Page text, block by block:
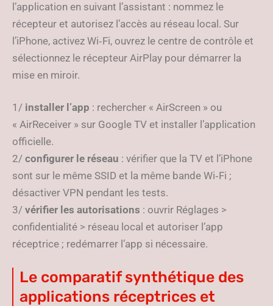
l’application en suivant l’assistant : nommez le
récepteur et autorisez l’accès au réseau local. Sur
l’iPhone, activez Wi‑Fi, ouvrez le centre de contrôle et
sélectionnez le récepteur AirPlay pour démarrer la
mise en miroir.
1/ installer l’app : rechercher « AirScreen » ou
« AirReceiver » sur Google TV et installer l’application
officielle.
2/ configurer le réseau : vérifier que la TV et l’iPhone
sont sur le même SSID et la même bande Wi‑Fi ;
désactiver VPN pendant les tests.
3/ vérifier les autorisations : ouvrir Réglages >
confidentialité > réseau local et autoriser l’app
réceptrice ; redémarrer l’app si nécessaire.
Le comparatif synthétique des
applications réceptrices et